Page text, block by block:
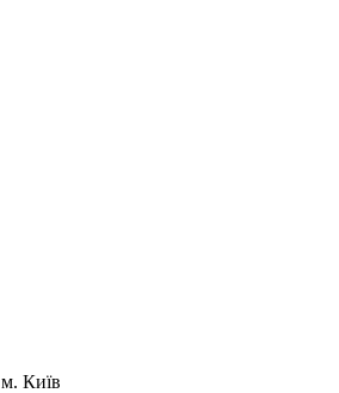
м. Київ